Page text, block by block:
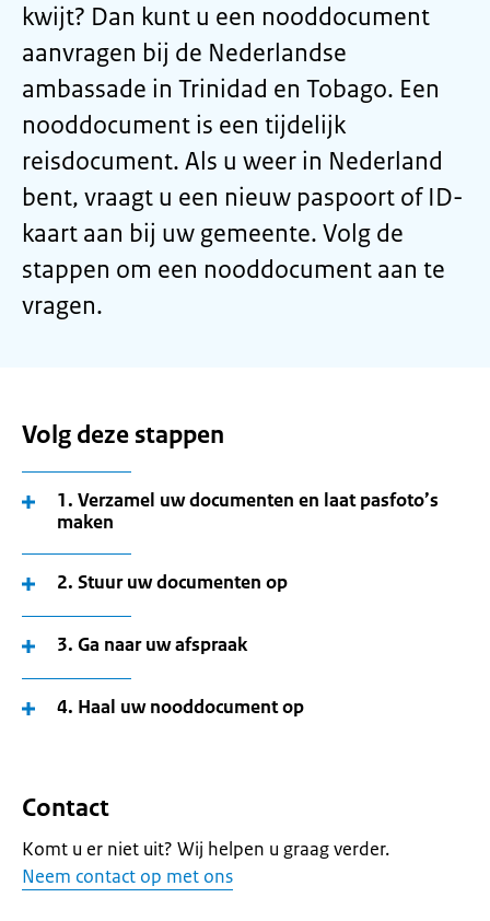
kwijt? Dan kunt u een nooddocument
aanvragen bij de Nederlandse
ambassade in Trinidad en Tobago. Een
nooddocument is een tijdelijk
reisdocument. Als u weer in Nederland
bent, vraagt u een nieuw paspoort of ID-
kaart aan bij uw gemeente. Volg de
stappen om een nooddocument aan te
vragen.
Volg deze stappen
1. Verzamel uw documenten en laat pasfoto’s
maken
2. Stuur uw documenten op
3. Ga naar uw afspraak
4. Haal uw nooddocument op
Contact
Komt u er niet uit? Wij helpen u graag verder.
Neem contact op met ons